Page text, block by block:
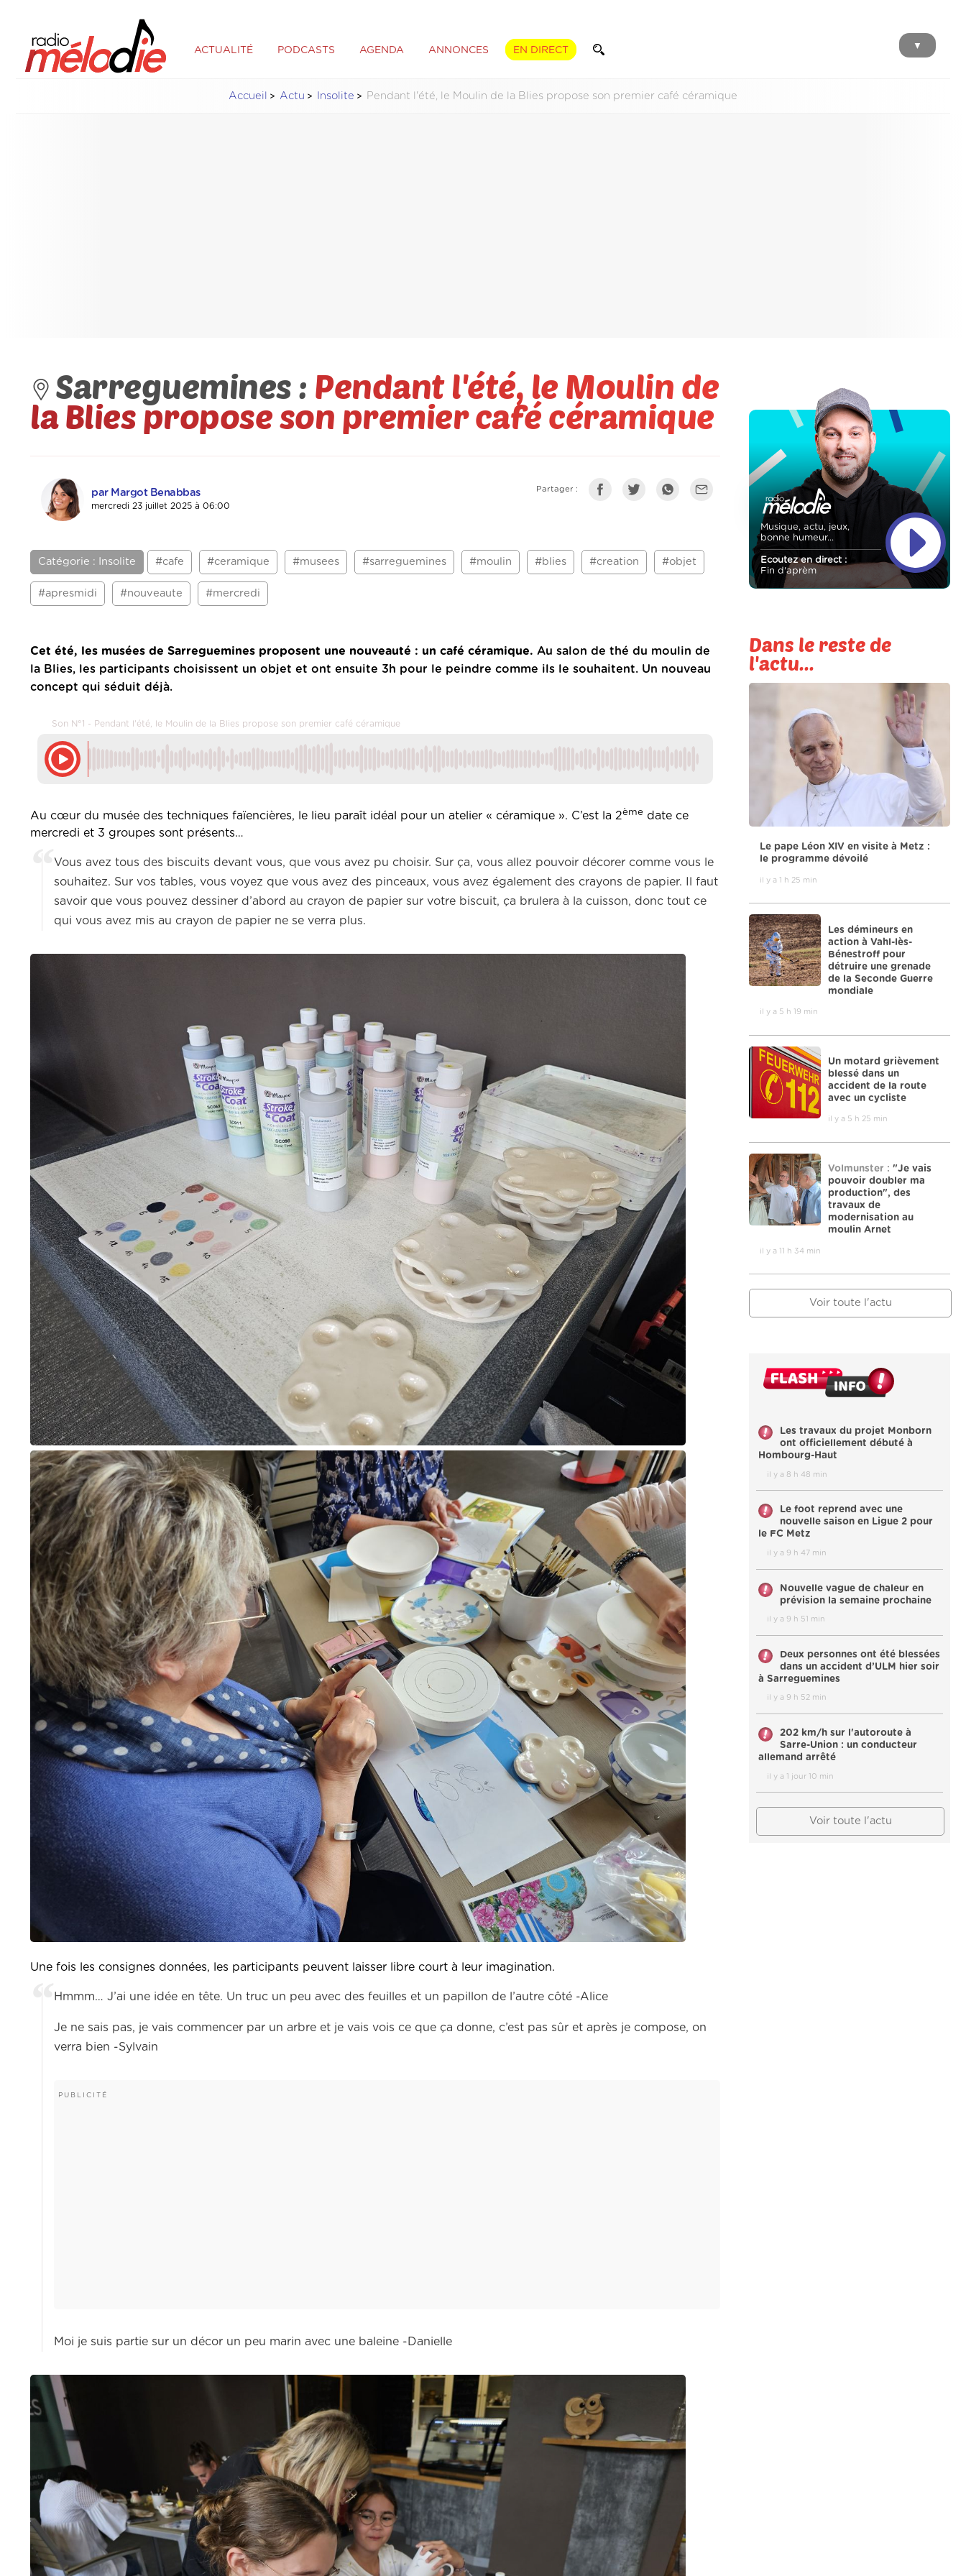
ACTUALITÉ PODCASTS AGENDA ANNONCES EN DIRECT ▼
Accueil Actu Insolite Pendant l'été, le Moulin de la Blies propose son premier café céramique
Sarreguemines : Pendant l'été, le Moulin de
la Blies propose son premier café céramique
par Margot Benabbas
mercredi 23 juillet 2025 à 06:00
Partager :
Catégorie : Insolite #cafe #ceramique #musees #sarreguemines #moulin #blies #creation #objet
#apresmidi #nouveaute #mercredi
Cet été, les musées de Sarreguemines proposent une nouveauté : un café céramique. Au salon de thé du moulin de
la Blies, les participants choisissent un objet et ont ensuite 3h pour le peindre comme ils le souhaitent. Un nouveau
concept qui séduit déjà.
Son N°1 - Pendant l'été, le Moulin de la Blies propose son premier café céramique
Au cœur du musée des techniques faïencières, le lieu paraît idéal pour un atelier « céramique ». C’est la 2ème date ce
mercredi et 3 groupes sont présents…
Vous avez tous des biscuits devant vous, que vous avez pu choisir. Sur ça, vous allez pouvoir décorer comme vous le
souhaitez. Sur vos tables, vous voyez que vous avez des pinceaux, vous avez également des crayons de papier. Il faut
savoir que vous pouvez dessiner d’abord au crayon de papier sur votre biscuit, ça brulera à la cuisson, donc tout ce
qui vous avez mis au crayon de papier ne se verra plus.
Une fois les consignes données, les participants peuvent laisser libre court à leur imagination.
Hmmm… J’ai une idée en tête. Un truc un peu avec des feuilles et un papillon de l’autre côté -Alice
Je ne sais pas, je vais commencer par un arbre et je vais vois ce que ça donne, c’est pas sûr et après je compose, on
verra bien -Sylvain
Moi je suis partie sur un décor un peu marin avec une baleine -Danielle
Musique, actu, jeux,
bonne humeur...
Ecoutez en direct :
Fin d'aprèm
Dans le reste de
l'actu...
Le pape Léon XIV en visite à Metz :
le programme dévoilé
il y a 1 h 25 min
Les démineurs en
action à Vahl-lès-
Bénestroff pour
détruire une grenade
de la Seconde Guerre
mondiale
il y a 5 h 19 min
Un motard grièvement
blessé dans un
accident de la route
avec un cycliste
il y a 5 h 25 min
Volmunster : "Je vais
pouvoir doubler ma
production", des
travaux de
modernisation au
moulin Arnet
il y a 11 h 34 min
Voir toute l'actu
Les travaux du projet Monborn
ont officiellement débuté à
Hombourg-Haut
il y a 8 h 48 min
Le foot reprend avec une
nouvelle saison en Ligue 2 pour
le FC Metz
il y a 9 h 47 min
Nouvelle vague de chaleur en
prévision la semaine prochaine
il y a 9 h 51 min
Deux personnes ont été blessées
dans un accident d’ULM hier soir
à Sarreguemines
il y a 9 h 52 min
202 km/h sur l'autoroute à
Sarre-Union : un conducteur
allemand arrêté
il y a 1 jour 10 min
Voir toute l'actu